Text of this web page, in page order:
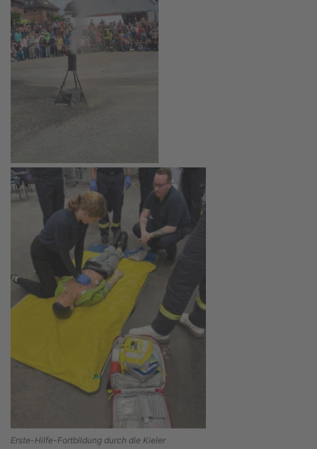
Erste-Hilfe-Fortbildung durch die Kieler